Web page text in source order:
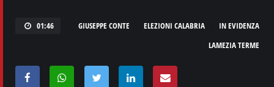
01:46 IN EVIDENZA
ELEZIONI CALABRIA
GIUSEPPE CONTE
LAMEZIA TERME